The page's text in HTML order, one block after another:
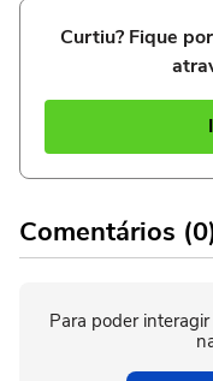
Curtiu? Fique
Comentários
Para poder